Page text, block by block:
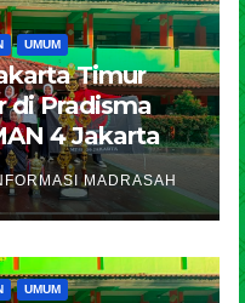
UMUM
Timur
di Pradisma
4 Jakarta
MADRASAH
UMUM